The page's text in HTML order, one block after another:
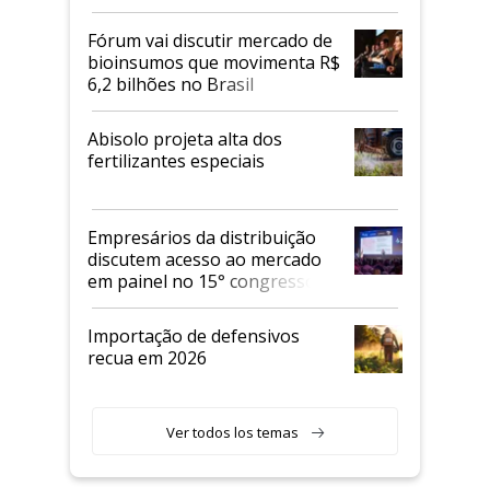
Fórum vai discutir mercado de
bioinsumos que movimenta R$
6,2 bilhões no Brasil
Abisolo projeta alta dos
fertilizantes especiais
Empresários da distribuição
discutem acesso ao mercado
em painel no 15° congresso
Andav
Importação de defensivos
recua em 2026
Ver todos los temas